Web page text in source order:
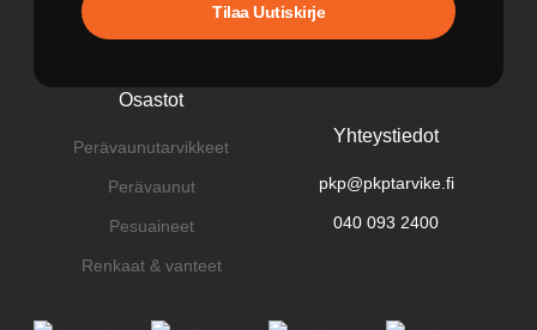
Tilaa Uutiskirje
Osastot
Perävaunutarvikkeet
Perävaunut
Pesuaineet
Renkaat & vanteet
Yhteystiedot
pkp@pkptarvike.fi
040 093 2400